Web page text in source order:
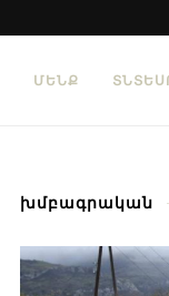
ՄԵՆՔ
խմբագրական